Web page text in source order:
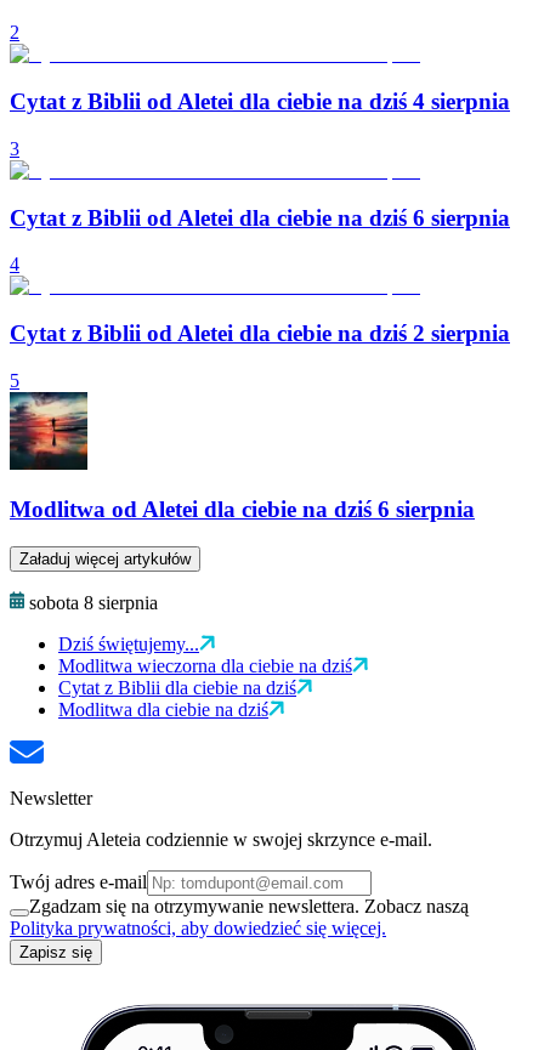
2
Cytat z Biblii od Aletei dla ciebie na dziś 4 sierpnia
3
Cytat z Biblii od Aletei dla ciebie na dziś 6 sierpnia
4
Cytat z Biblii od Aletei dla ciebie na dziś 2 sierpnia
5
Modlitwa od Aletei dla ciebie na dziś 6 sierpnia
Załaduj więcej artykułów
sobota 8 sierpnia
Dziś świętujemy...
Modlitwa wieczorna dla ciebie na dziś
Cytat z Biblii dla ciebie na dziś
Modlitwa dla ciebie na dziś
Newsletter
Otrzymuj Aleteia codziennie w swojej skrzynce e-mail.
Twój adres e-mail
Zgadzam się na otrzymywanie newslettera. Zobacz naszą
Polityka prywatności, aby dowiedzieć się więcej.
Zapisz się